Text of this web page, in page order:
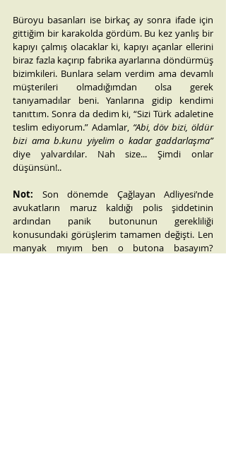
Büroyu basanları ise birkaç ay sonra ifade için
gittiğim bir karakolda gördüm. Bu kez yanlış bir
kapıyı çalmış olacaklar ki, kapıyı açanlar ellerini
biraz fazla kaçırıp fabrika ayarlarına döndürmüş
bizimkileri. Bunlara selam verdim ama devamlı
müşterileri olmadığımdan olsa gerek
tanıyamadılar beni. Yanlarına gidip kendimi
tanıttım. Sonra da dedim ki, “Sizi Türk adaletine
teslim ediyorum.” Adamlar, “Abi, döv bizi, öldür
bizi ama b.kunu yiyelim o kadar gaddarlaşma”
diye yalvardılar. Nah size... Şimdi onlar
düşünsün!..
Not: Son dönemde Çağlayan Adliyesi’nde
avukatların maruz kaldığı polis şiddetinin
ardından panik butonunun gerekliliği
konusundaki görüşlerim tamamen değişti. Len
manyak mıyım ben o butona basayım?